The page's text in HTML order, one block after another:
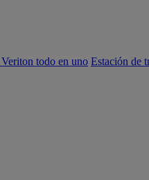
todo en uno Estación de